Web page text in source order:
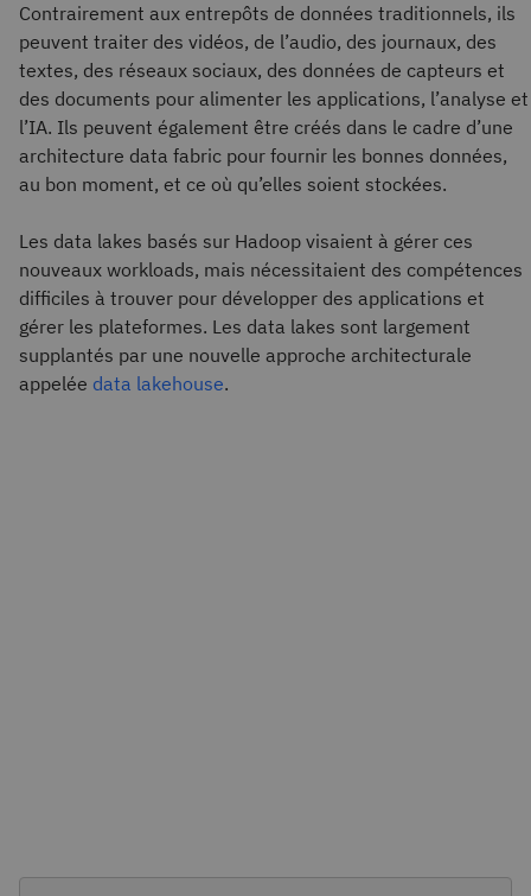
Contrairement aux entrepôts de données traditionnels, ils
peuvent traiter des vidéos, de l’audio, des journaux, des
textes, des réseaux sociaux, des données de capteurs et
des documents pour alimenter les applications, l’analyse et
l’IA. Ils peuvent également être créés dans le cadre d’une
architecture data fabric pour fournir les bonnes données,
au bon moment, et ce où qu’elles soient stockées.
Les data lakes basés sur Hadoop visaient à gérer ces
nouveaux workloads, mais nécessitaient des compétences
difficiles à trouver pour développer des applications et
gérer les plateformes. Les data lakes sont largement
supplantés par une nouvelle approche architecturale
appelée data lakehouse.